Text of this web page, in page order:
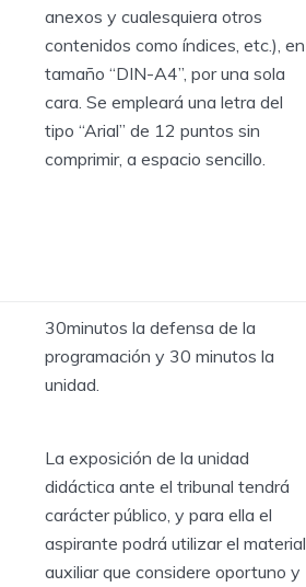
anexos y cualesquiera otros
contenidos como índices, etc.), en
tamaño “DIN-A4”, por una sola
cara. Se empleará una letra del
tipo “Arial” de 12 puntos sin
comprimir, a espacio sencillo.
30minutos la defensa de la
programación y 30 minutos la
unidad.
La exposición de la unidad
didáctica ante el tribunal tendrá
carácter público, y para ella el
aspirante podrá utilizar el material
auxiliar que considere oportuno y